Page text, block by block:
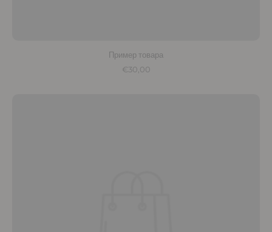
Пример товара
€30,00